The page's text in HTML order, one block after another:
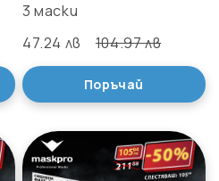
3 маски
47.24 лв
104.97 лв
Поръчай